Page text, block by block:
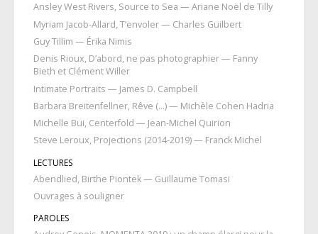
Ansley West Rivers, Source to Sea — Ariane Noël de Tilly
Myriam Jacob-Allard, T’envoler — Charles Guilbert
Guy Tillim — Érika Nimis
Denis Rioux, D’abord, ne pas photographier — Fanny
Bieth et Clément Willer
Intimate Portraits — James D. Campbell
Barbara Breitenfellner, Rêve (…) — Michèle Cohen Hadria
Michelle Bui, Centerfold — Jean-Michel Quirion
Steve Leroux, Projections (2014-2019) — Franck Michel
LECTURES
Abendlied, Birthe Piontek — Guillaume Tomasi
Ouvrages à souligner
PAROLES